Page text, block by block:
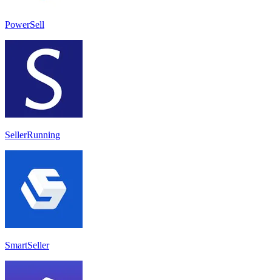
PowerSell
SellerRunning
SmartSeller